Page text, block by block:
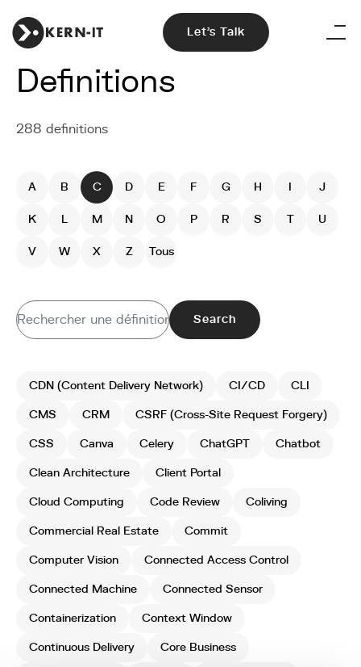
Let's Talk
Definitions
288 definitions
A B C D E F G H I J
K L M N O P R S T U
V W X Z Tous
Search
CDN (Content Delivery Network) CI/CD CLI
CMS CRM CSRF (Cross-Site Request Forgery)
CSS Canva Celery ChatGPT Chatbot
Clean Architecture Client Portal
Cloud Computing Code Review Coliving
Commercial Real Estate Commit
Computer Vision Connected Access Control
Connected Machine Connected Sensor
Containerization Context Window
Continuous Delivery Core Business